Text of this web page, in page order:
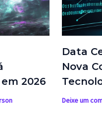
2026
Data
Nova
Deixe um